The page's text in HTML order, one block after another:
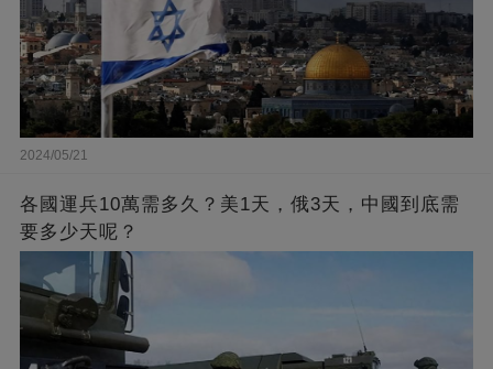
2024/05/21
各國運兵10萬需多久？美1天，俄3天，中國到底需
要多少天呢？